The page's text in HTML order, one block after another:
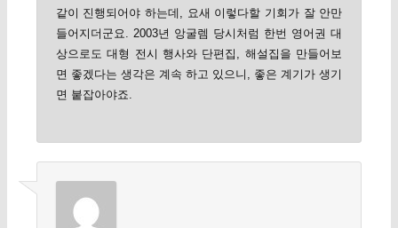
같이 진행되어야 하는데, 요새 이렇다할 기회가 잘 안만
들어지더군요. 2003년 앙굴렘 당시처럼 한번 영어권 대
상으로도 대형 전시 행사와 단편집, 해설집을 만들어보
면 좋겠다는 생각은 계속 하고 있으니, 좋은 계기가 생기
면 붙잡아야죠.